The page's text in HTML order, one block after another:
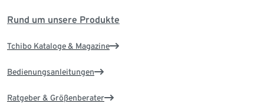
Rund um unsere Produkte
Tchibo Kataloge & Magazine
Bedienungsanleitungen
Ratgeber & Größenberater